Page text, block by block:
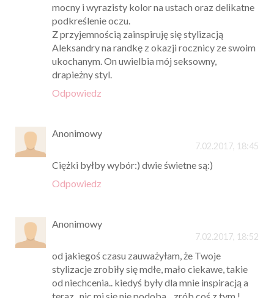
mocny i wyrazisty kolor na ustach oraz delikatne
podkreślenie oczu.
Z przyjemnością zainspiruję się stylizacją
Aleksandry na randkę z okazji rocznicy ze swoim
ukochanym. On uwielbia mój seksowny,
drapieżny styl.
Odpowiedz
Anonimowy
7.02.2017, 18:45
Ciężki byłby wybór:) dwie świetne są:)
Odpowiedz
Anonimowy
7.02.2017, 18:52
od jakiegoś czasu zauważyłam, że Twoje
stylizacje zrobiły się mdłe, mało ciekawe, takie
od niechcenia.. kiedyś były dla mnie inspiracją a